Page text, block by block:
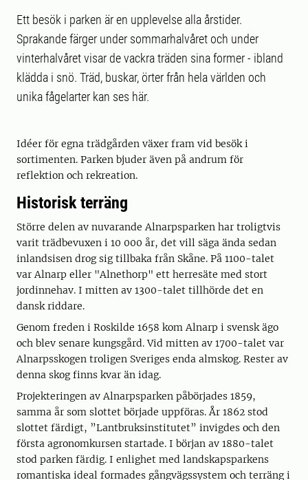
Ett besök i parken är en upplevelse alla årstider.
Sprakande färger under sommarhalvåret och under
vinterhalvåret visar de vackra träden sina former - ibland
klädda i snö. Träd, buskar, örter från hela världen och
unika fågelarter kan ses här.
Idéer för egna trädgården växer fram vid besök i
sortimenten. Parken bjuder även på andrum för
reflektion och rekreation.
Historisk terräng
Större delen av nuvarande Alnarpsparken har troligtvis
varit trädbevuxen i 10 000 år, det vill säga ända sedan
inlandsisen drog sig tillbaka från Skåne. På 1100-talet
var Alnarp eller "Alnethorp" ett herresäte med stort
jordinnehav. I mitten av 1300-talet tillhörde det en
dansk riddare.
Genom freden i Roskilde 1658 kom Alnarp i svensk ägo
och blev senare kungsgård. Vid mitten av 1700-talet var
Alnarpsskogen troligen Sveriges enda almskog. Rester av
denna skog finns kvar än idag.
Projekteringen av Alnarpsparken påbörjades 1859,
samma år som slottet började uppföras. År 1862 stod
slottet färdigt, ”Lantbruksinstitutet” invigdes och den
första agronomkursen startade. I början av 1880-talet
stod parken färdig. I enlighet med landskapsparkens
romantiska ideal formades gångvägssystem och terräng i